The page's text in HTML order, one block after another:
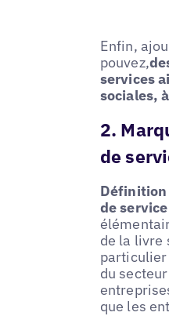
Enfin,
pouvez,
services
sociales,
2.
de
Définition
de service
de la livre
du
que les